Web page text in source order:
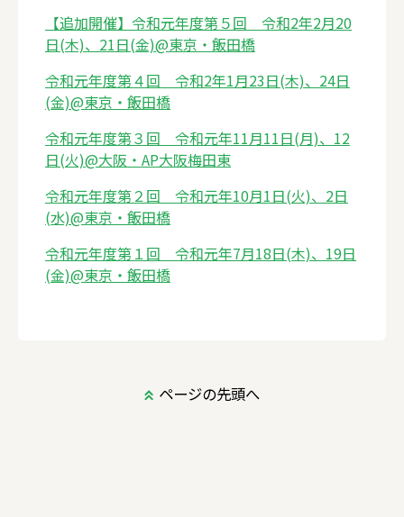
【追加開催】令和元年度第５回 令和2年2月20
日(木)、21日(金)@東京・飯田橋
令和元年度第４回 令和2年1月23日(木)、24日
(金)@東京・飯田橋
令和元年度第３回 令和元年11月11日(月)、12
日(火)@大阪・AP大阪梅田東
令和元年度第２回 令和元年10月1日(火)、2日
(水)@東京・飯田橋
令和元年度第１回 令和元年7月18日(木)、19日
(金)@東京・飯田橋
ページの先頭へ